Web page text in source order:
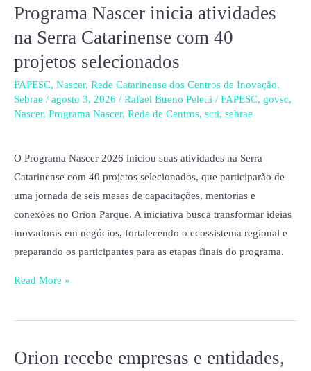
Programa Nascer inicia atividades
na Serra Catarinense com 40
projetos selecionados
FAPESC, Nascer, Rede Catarinense dos Centros de Inovação,
Sebrae / agosto 3, 2026 / Rafael Bueno Peletti / FAPESC, govsc,
Nascer, Programa Nascer, Rede de Centros, scti, sebrae
O Programa Nascer 2026 iniciou suas atividades na Serra
Catarinense com 40 projetos selecionados, que participarão de
uma jornada de seis meses de capacitações, mentorias e
conexões no Orion Parque. A iniciativa busca transformar ideias
inovadoras em negócios, fortalecendo o ecossistema regional e
preparando os participantes para as etapas finais do programa.
Programa
inicia
atividades
na
Serra
Catarinense
40
projetos
selecionados
Read More »
Orion recebe empresas e entidades,
Orion